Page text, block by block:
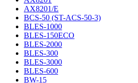
AX8201/E
BCS-50 (ST-ACS-50-3)
BLES-1000
BLES-150ECO
BLES-2000
BLES-300
BLES-3000
BLES-600
BW-15